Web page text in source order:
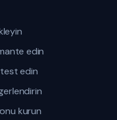
edin
edin
kurun